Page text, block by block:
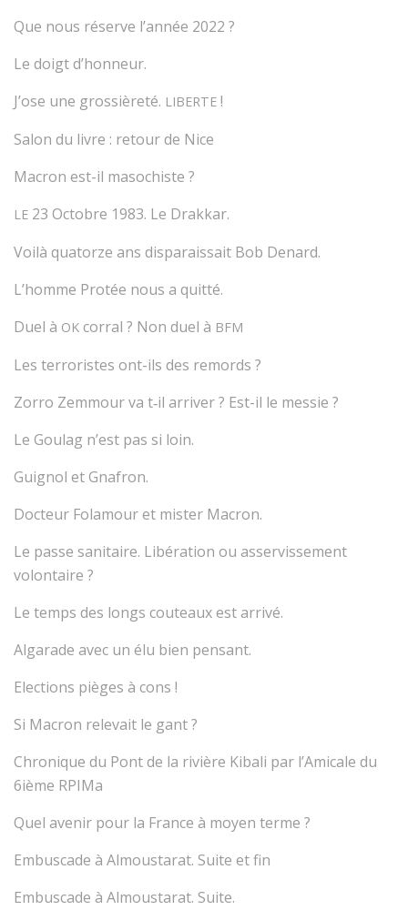
Que nous réserve l’année 2022 ?
Le doigt d’honneur.
J’ose une grossièreté. LIBERTE !
Salon du livre : retour de Nice
Macron est-il masochiste ?
LE 23 Octobre 1983. Le Drakkar.
Voilà quatorze ans disparaissait Bob Denard.
L’homme Protée nous a quitté.
Duel à OK corral ? Non duel à BFM
Les terroristes ont-ils des remords ?
Zorro Zemmour va t‑il arriver ? Est-il le messie ?
Le Goulag n’est pas si loin.
Guignol et Gnafron.
Docteur Folamour et mister Macron.
Le passe sanitaire. Libération ou asservissement
volontaire ?
Le temps des longs couteaux est arrivé.
Algarade avec un élu bien pensant.
Elections pièges à cons !
Si Macron relevait le gant ?
Chronique du Pont de la rivière Kibali par l’Amicale du
6ième RPIMa
Quel avenir pour la France à moyen terme ?
Embuscade à Almoustarat. Suite et fin
Embuscade à Almoustarat. Suite.